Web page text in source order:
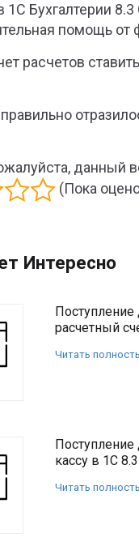
1С Бухгалтерии
помощь от
расчетов
данный
(Пока
Интересно
расчетный
Читать
кассу в 1С 8.3
Читать